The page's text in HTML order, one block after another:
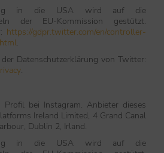
in die USA wird auf die
der EU-Kommission gestützt.
https://gdpr.twitter.com/en/controller-
.
Datenschutzerklärung von Twitter:
.
bei Instagram. Anbieter dieses
Ireland Limited, 4 Grand Canal
Dublin 2, Irland.
in die USA wird auf die